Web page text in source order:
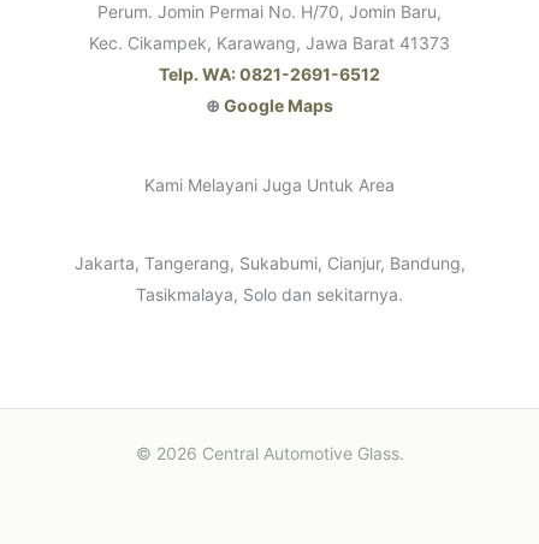
Perum. Jomin Permai No. H/70, Jomin Baru,
Kec. Cikampek, Karawang, Jawa Barat 41373
Telp. WA: 0821-2691-6512
⊕ Google Maps
Kami Melayani Juga Untuk Area
Jakarta, Tangerang, Sukabumi, Cianjur, Bandung,
Tasikmalaya, Solo dan sekitarnya.
© 2026 Central Automotive Glass.